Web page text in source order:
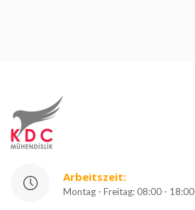
Arbeitszeit:
Montag - Freitag: 08:00 - 18:00